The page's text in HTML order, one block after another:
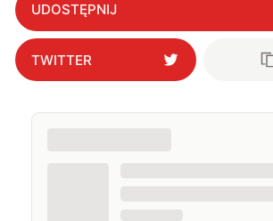
UDOSTĘPNIJ
TWITTER